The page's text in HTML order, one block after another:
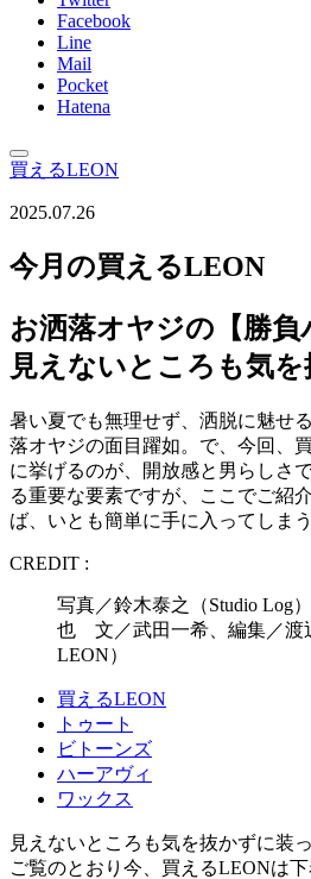
Facebook
Line
Mail
Pocket
Hatena
買えるLEON
2025.07.26
今月の買えるLEON
お洒落オヤジの【勝負
見えないところも気
暑い夏でも無理せず、洒脱に魅せ
落オヤジの面目躍如。で、今回、
に挙げるのが、開放感と男らしさ
る重要な要素ですが、ここでご紹
ば、いとも簡単に手に入ってしま
CREDIT :
写真／鈴木泰之（Studio
也 文／武田一希、編集／渡
LEON）
買えるLEON
トゥート
ビトーンズ
ハーアヴィ
ワックス
見えないところも気を抜かずに装
ご覧のとおり今、買えるLEONは